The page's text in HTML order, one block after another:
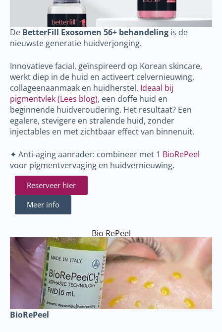
De BetterFill Exosomen 56+ behandeling is de
nieuwste generatie huidverjonging.
Innovatieve facial, geïnspireerd op Korean skincare,
werkt diep in de huid en activeert celvernieuwing,
collageenaanmaak en huidherstel. Ideaal bij
pigmentvlek (Lees blog), een doffe huid en
beginnende huidveroudering. Het resultaat? Een
egalere, stevigere en stralende huid, zonder
injectables en met zichtbaar effect van binnenuit.
✦ Anti-aging aanrader: combineer met 1 BioRePeel
voor pigmentvervaging en huidvernieuwing.
Reserveer hier
Meer info
Bio RePeel
BioRePeel